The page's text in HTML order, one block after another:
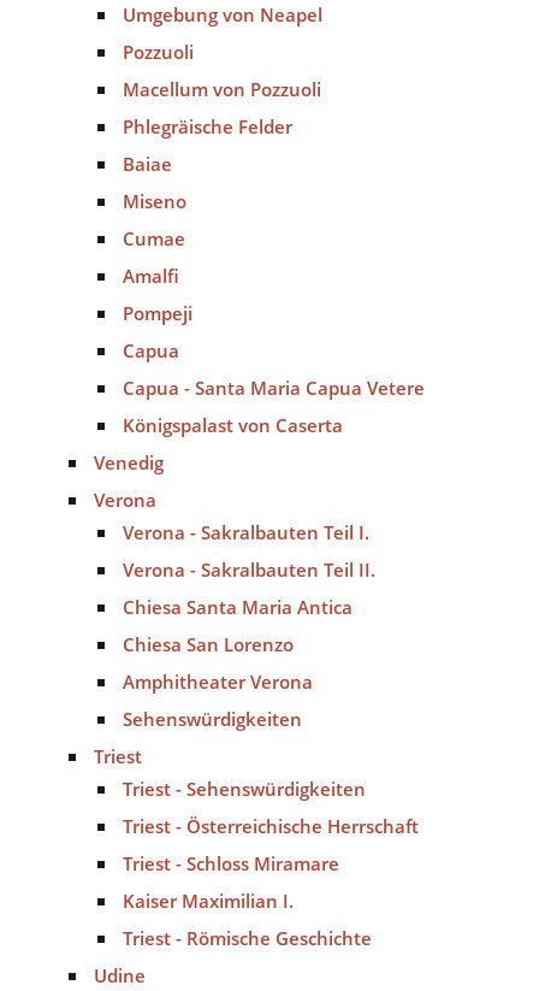
Umgebung von Neapel
Pozzuoli
Macellum von Pozzuoli
Phlegräische Felder
Baiae
Miseno
Cumae
Amalfi
Pompeji
Capua
Capua - Santa Maria Capua Vetere
Königspalast von Caserta
Venedig
Verona
Verona - Sakralbauten Teil I.
Verona - Sakralbauten Teil II.
Chiesa Santa Maria Antica
Chiesa San Lorenzo
Amphitheater Verona
Sehenswürdigkeiten
Triest
Triest - Sehenswürdigkeiten
Triest - Österreichische Herrschaft
Triest - Schloss Miramare
Kaiser Maximilian I.
Triest - Römische Geschichte
Udine